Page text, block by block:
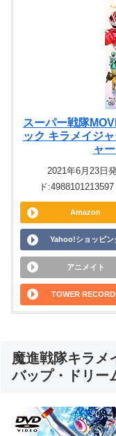
スーパー戦隊
ック キラメイジ
ャ
2021年6月23日
ド
Amazon
Yahoo!ショッピン
アニメイト
TOWER
魔進戦隊キラメ
バップ・ドリー